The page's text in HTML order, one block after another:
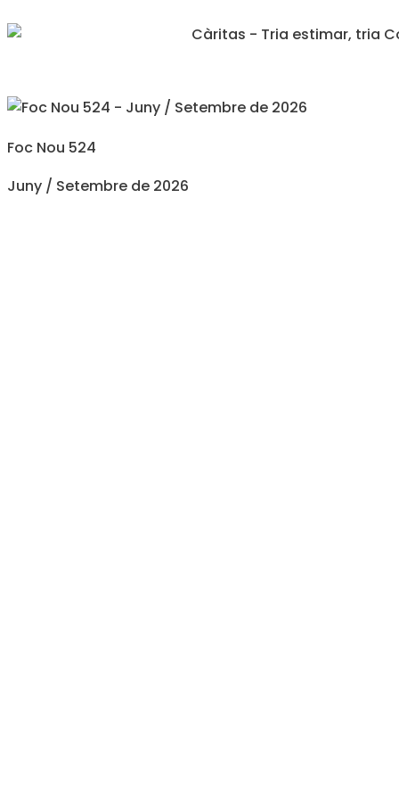
Foc Nou 524
Juny / Setembre de 2026